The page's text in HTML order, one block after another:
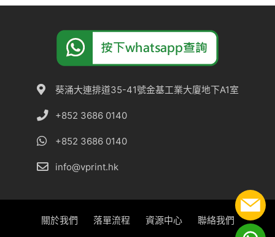
葵涌大連排道35-41號金基工業大廈地下A1室
+852 3686 0140
+852 3686 0140
info@vprint.hk
關於我們 落單流程 資源中心
聯絡我們